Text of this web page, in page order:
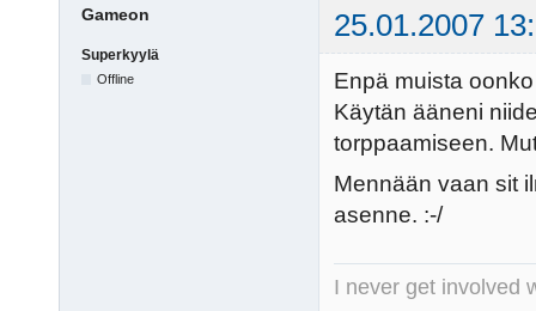
Gameon 25.01.2007
Superkyylä
Offline
Enpä muista
Käytän ääneni
torppaamiseen.
Mennään vaan sit
asenne. :-/
I never get involved